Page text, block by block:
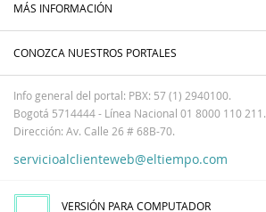
MÁS INFORMACIÓN
CONOZCA NUESTROS PORTALES
Info general del portal: PBX: 57 (1) 2940100.
Bogotá 5714444 - Línea Nacional 01 8000 110 211.
Dirección: Av. Calle 26 # 68B-70.
servicioalclienteweb@eltiempo.com
VERSIÓN PARA COMPUTADOR